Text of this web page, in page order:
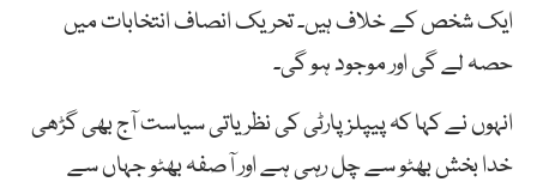
ایک شخص کے خلاف ہیں۔ تحریک انصاف انتخابات میں
حصہ لے گی اور موجود ہو گی۔
انہوں نے کہا کہ پیپلز پارٹی کی نظریاتی سیاست آج بھی گڑھی
خدا بخش بھٹو سے چل رہی ہے اور آصفہ بھٹو جہاں سے